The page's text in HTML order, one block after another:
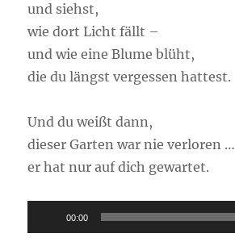
und siehst,
wie dort Licht fällt –
und wie eine Blume blüht,
die du längst vergessen hattest.
Und du weißt dann,
dieser Garten war nie verloren …
er hat nur auf dich gewartet.
Audio-
Player
00:00